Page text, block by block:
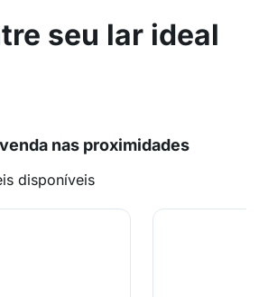
seu lar ideal
nas proximidades
disponíveis